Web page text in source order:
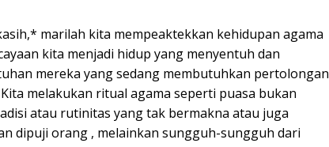
marilah kita mempeaktekkan kehidupan agama
kita menjadi hidup yang menyentuh dan
mereka yang sedang membutuhkan pertolongan
melakukan ritual agama seperti puasa bukan
atau rutinitas yang tak bermakna atau juga
dipuji orang , melainkan sungguh-sungguh dari